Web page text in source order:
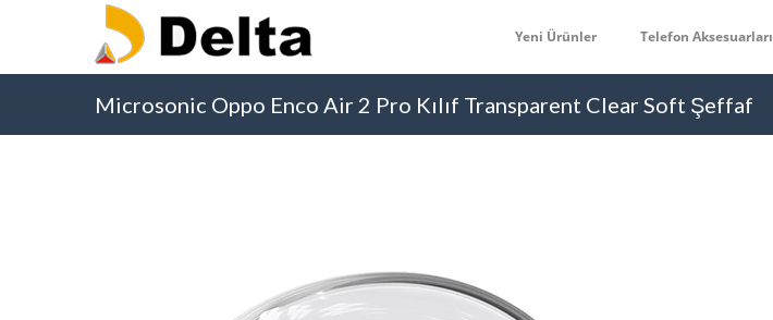
Yeni Ürünler Telefon Aksesuarları
Microsonic Oppo Enco Air 2 Pro Kılıf Transparent Clear Soft Şeffaf